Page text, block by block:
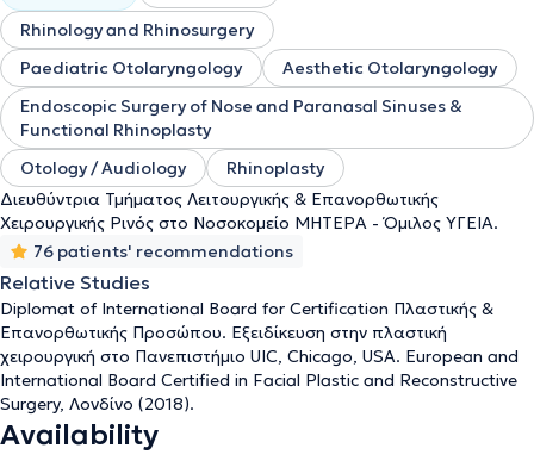
Πανεπιστήμιο UIC, Chicago, USA και με ιδιαίτερο ενδιαφέρον
στην επανορθωτική ρινοπλαστική . Η δρ. Κυπραίου είναι ηπρώτη
διπλωματούχος στην Ελλάδα του International Board for
Certification Πλαστικής & Επανορθωτικής Προσώπου. Είναι
ομιλήτρια, σε πολλά συνέδρια στην Ελλάδα και το εξωτερικό με
θέματα κυρίως νέες τεχνικές ρινοπλαστικής και εξελίξεις στη
χειρουργική ρινικού διαφράγματος . Έχει ανακοινώσεις και
επιστημονικές εργασίες που αφορούν εξειδικευμένα θέματα
ρινοπλαστικής και αντιμετώπισης μετεγχειρητικών επιπλοκών. Η
γιατρός εξειδικεύεται στην πρωτοπαθή και επανορθωτική
ρινοπλαστική. Έχει στο ενεργητικό της πολλά περιστατικά στο
ευρύτερο φάσμα της ρινοχειρουργικής και πραγματοποιεί από
πολλές ρινοπλαστικές ανά έτος. Η δρ. Κυπραίου έχει επίσης
εξειδίκευση στην αποκατάσταση του πτερυγίου ωτός μετά από εκ
γενετής ελλείψεις ή αφαίρεση ογκιδίων και καρκινωμάτων τόσο
από το αυτί, όσο και σε όλο το πρόσωπο. Είναιπιστοποιημένη
χειρουργός από το International Board for Certification in
Facial Plastic and Reconstructive Surgery
διεθνές δίπλωμα που έχει σκοπό να δημιουργήσει υψηλό επίπεδο
Rhinology and Rhinosurgery
Paediatric Otolaryngology
Aesthetic Otolaryngology
Endoscopic Surgery of Nose and Paranasal Sinuses &
Functional Rhinoplasty
Otology / Audiology
Rhinoplasty
Διευθύντρια Τμήματος Λειτουργικής & Επανορθωτικής
Χειρουργικής Ρινός στο Νοσοκομείο ΜΗΤΕΡΑ - Όμιλος ΥΓΕΙΑ.
76 patients' recommendations
Relative Studies
Diplomat of International Board for Certification Πλαστικής &
Επανορθωτικής Προσώπου. Εξειδίκευση στην πλαστική
χειρουργική στο Πανεπιστήμιο UIC, Chicago, USA. European and
International Board Certified in Facial Plastic and Reconstructive
Surgery, Λονδίνο (2018).
Availability